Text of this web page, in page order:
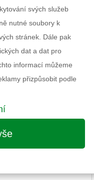
Balení
Minimální odběr
Rozměry balení
Doporučený věk
Pohlaví
Výrobce
Informace k výrobku
svých služeb
nutné soubory k
stránek. Dále pak
dat a dat pro
informací můžeme
přizpůsobit podle